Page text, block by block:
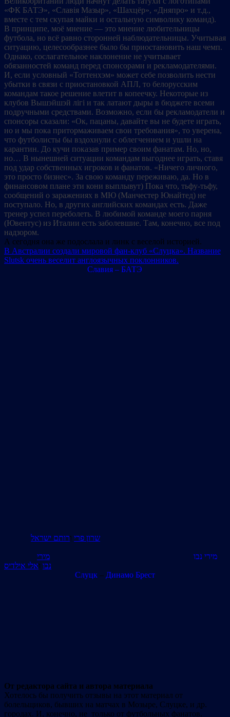
«ФК БАТЭ», «Славія Мазыр», «Шахцёр», «Дняпро» и т.д.,
вместе с тем скупая майки и остальную символику команд).
В принципе, моё мнение — это мнение любительницы
футбола, но всё равно сторонней наблюдательницы. Учитывая
ситуацию, целесообразнее было бы приостановить наш чемп.
Однако, сослагательное наклонение не учитывает
обязанностей команд перед спонсорами и рекламодателями.
И, если условный «Тоттенхэм» может себе позволить нести
убытки в связи с приостановкой АПЛ, то белорусским
командам такое решение влетит в копеечку. Некоторые из
клубов Вышэйшэй лігі и так латают дыры в бюджете всеми
подручными средствами. Возможно, если бы рекламодатели и
спонсоры сказали: «Ок, пацаны, давайте вы не будете играть,
но и мы пока притормаживаем свои требования», то уверена,
что футболисты бы вздохнули с облегчением и ушли на
карантин. До кучи показав пример своим фанатам. Но, но,
но… В нынешней ситуации командам выгоднее играть, ставя
под удар собственных игроков и фанатов. «Ничего личного,
это просто бизнес». За свою команду переживаю, да. Но в
финансовом плане эти кони выплывут) Пока что, тьфу-тьфу,
сообщений о заражениях в МЮ (Манчестер Юнайтед) не
поступало. Но, в других английских командах есть. Даже
тренер успел переболеть. В любимой команде моего парня
(Ювентус) из Италии есть заболевшие. Там, конечно, все под
надзором.
А сегодня она же подослала и линк с веселой историей.
В Австралии создали мировой фан-клуб «Слуцка». Название
Slutsk очень веселит англоязычных поклонников.
Славия – БАТЭ
שרון פרי ורותם ישראל
מירי נבו
מירי
נבו ואלי אילדיס
Слуцк – Динамо Брест
От редактора сайта и автора материала
Хотелось бы получить отзывы на этот материал от
болельщиков, бывших на матчах в Мозыре, Слуцке, и др.
городах. И, конечно, не только от футбольных фанатов.